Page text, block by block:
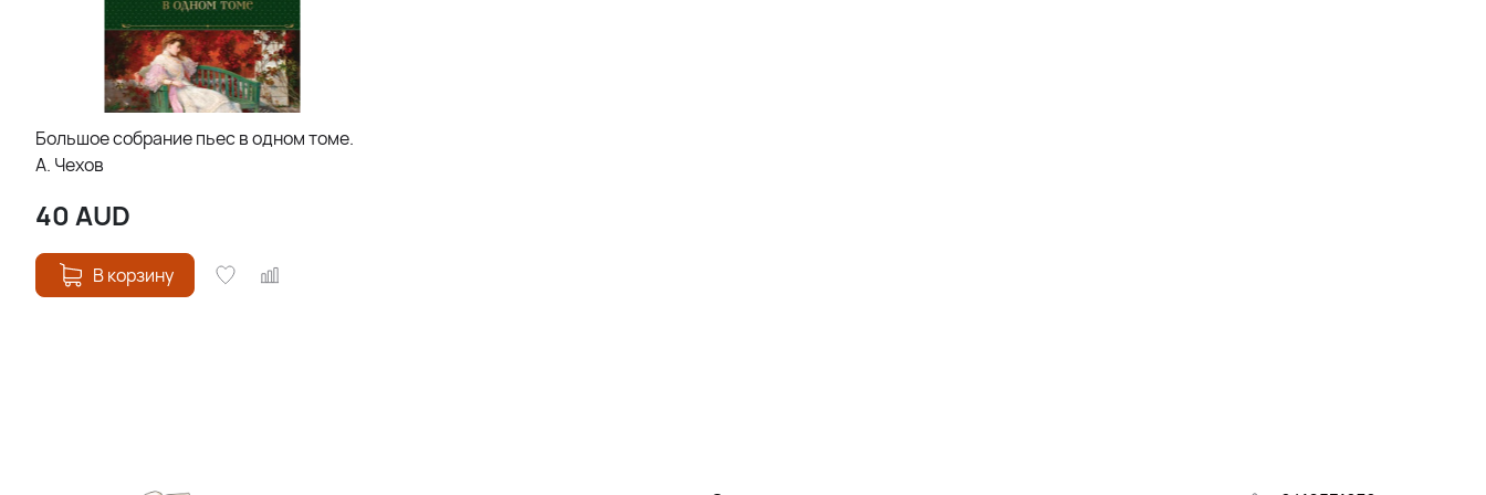
Большое собрание пьес в одном томе.
А. Чехов
40AUD
В корзину